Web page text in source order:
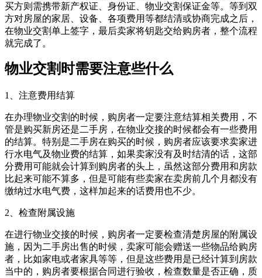
买方则需携带新产权证、身份证、物业交割保证金等。等到双
方对房屋的家居、设备、各项费用等都结清或协商完成之后，
在物业交割单上签字，最后卖家将钥匙交给购房者，整个流程
就完成了。
物业交割时需要注意些什么
1、注意费用结算
在办理物业交割的时候，购房者一定要注意结算相关费用，不
管是购买新房还是二手房，在物业交接的时候都会有一些费用
的结算。特别是二手房在购买的时候，购房者应该要求卖家进
行水电气及物业费的结算，如果卖家没有及时结清的话，这部
分费用可能就会计算到购房者的头上，虽然这部分费用和房款
比起来可能不算多，但是可能有些卖家在卖房前几个月都没有
缴纳过水电气费，这样加起来的话费用也不少。
2、检查附属设施
在进行物业交接的时候，购房者一定要检查清楚房屋的附属设
施，因为二手房出售的时候，卖家可能会赠送一些物品给购房
者，比如家电或者家具等等，但是这些费用是已经计算到房款
当中的，购房者要根据合同进行验收，检查数量是否正确，质